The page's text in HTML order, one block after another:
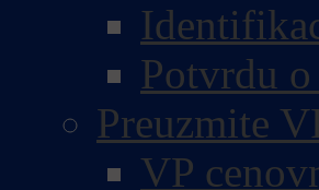
Potvrdu
Preuzmite
VP